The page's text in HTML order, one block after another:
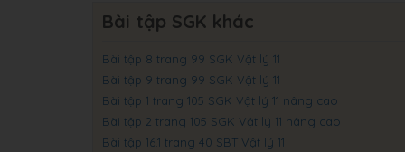
Bài tập SGK khác
Bài tập 8 trang 99 SGK Vật lý 11
Bài tập 9 trang 99 SGK Vật lý 11
Bài tập 1 trang 105 SGK Vật lý 11 nâng cao
Bài tập 2 trang 105 SGK Vật lý 11 nâng cao
Bài tập 16.1 trang 40 SBT Vật lý 11